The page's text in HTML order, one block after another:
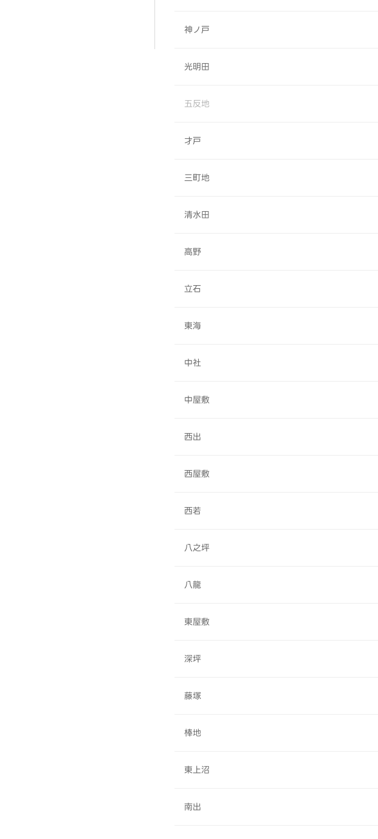
神ノ戸
光明田
五反地
才戸
三町地
清水田
高野
立石
東海
中社
中屋敷
西出
西屋敷
西若
八之坪
八龍
東屋敷
深坪
藤塚
棒地
東上沼
南出